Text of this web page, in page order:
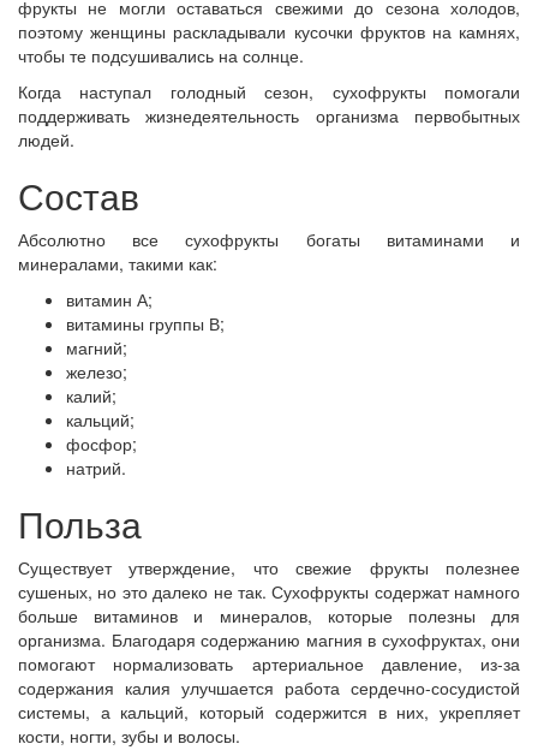
фрукты не могли оставаться свежими до сезона холодов,
поэтому женщины раскладывали кусочки фруктов на камнях,
чтобы те подсушивались на солнце.
Когда наступал голодный сезон, сухофрукты помогали
поддерживать жизнедеятельность организма первобытных
людей.
Состав
Абсолютно все сухофрукты богаты витаминами и
минералами, такими как:
витамин А;
витамины группы В;
магний;
железо;
калий;
кальций;
фосфор;
натрий.
Польза
Существует утверждение, что свежие фрукты полезнее
сушеных, но это далеко не так. Сухофрукты содержат намного
больше витаминов и минералов, которые полезны для
организма. Благодаря содержанию магния в сухофруктах, они
помогают нормализовать артериальное давление, из-за
содержания калия улучшается работа сердечно-сосудистой
системы, а кальций, который содержится в них, укрепляет
кости, ногти, зубы и волосы.